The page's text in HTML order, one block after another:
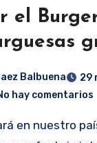
el
Balbuena
29
hay comentarios